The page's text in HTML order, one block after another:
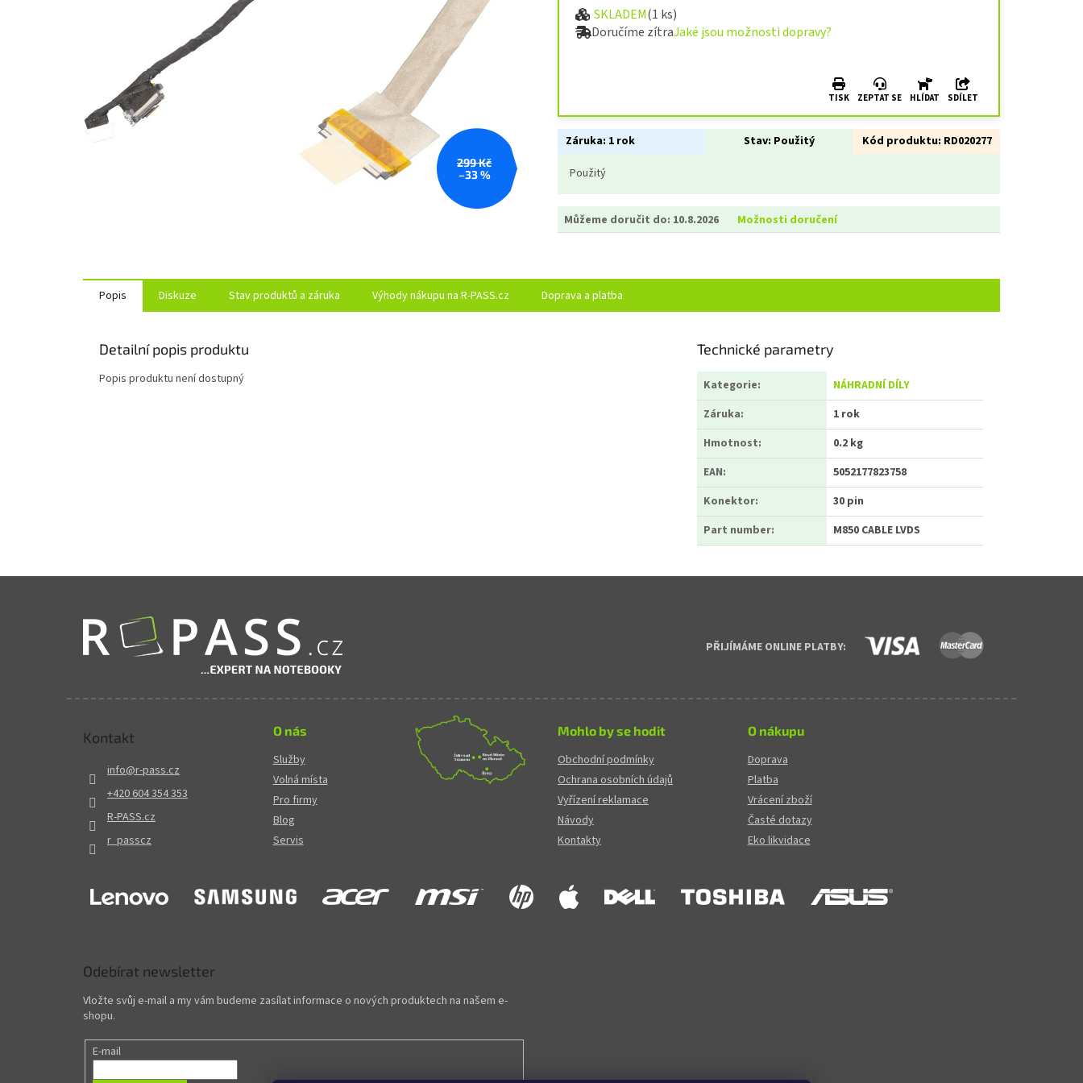
299 Kč
–33 %
Měrná cena:
SKLADEM(1 ks)
Doručíme zítraJaké jsou možnosti dopravy?
TISK ZEPTAT SE HLÍDAT SDÍLET
Záruka: 1 rok Stav: Použitý Kód produktu: RD020277
Použitý
Můžeme doručit do: 10.8.2026 Možnosti doručení
Popis Diskuze Stav produktů a záruka Výhody nákupu na R-PASS.cz Doprava a platba
Detailní popis produktu
Popis produktu není dostupný
Technické parametry
Kategorie:
NÁHRADNÍ DÍLY
Záruka:
1 rok
Hmotnost:
0.2 kg
EAN:
5052177823758
Konektor:
30 pin
Part number: M850 CABLE LVDS
PŘIJÍMÁME ONLINE PLATBY:
Kontakt
info@r-pass.cz
+420 604 354 353
R-PASS.cz
r_passcz
O nás
Služby
Volná místa
Pro firmy
Blog
Servis
Mohlo by se hodit
Obchodní podmínky
Ochrana osobních údajů
Vyřízení reklamace
Návody
Kontakty
O nákupu
Doprava
Platba
Vrácení zboží
Časté dotazy
Eko likvidace
Odebírat newsletter
Vložte svůj e-mail a my vám budeme zasílat informace o nových produktech na našem e-
shopu.
E-mail